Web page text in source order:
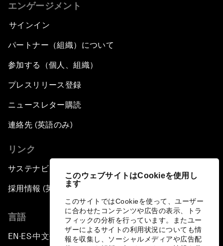
このウェブサイトはCookieを使用し
ます
このサイトではCookieを使って、ユーザー
に合わせたコンテンツや広告の表示、トラ
フィックの分析を行っています。またユー
ザーによるサイトの利用状況についても情
報を収集し、ソーシャルメディアや広告配
エンゲージメント
サインイン
パートナー（組織）について
参加する（個人、組織）
プレスリリース登録
ニュースレター購読
連絡先 (英語のみ)
リンク
サステナビリティへの取り組み
採用情報 (英語のみ)
言語
EN ▪ ES▪中文▪ 日本語